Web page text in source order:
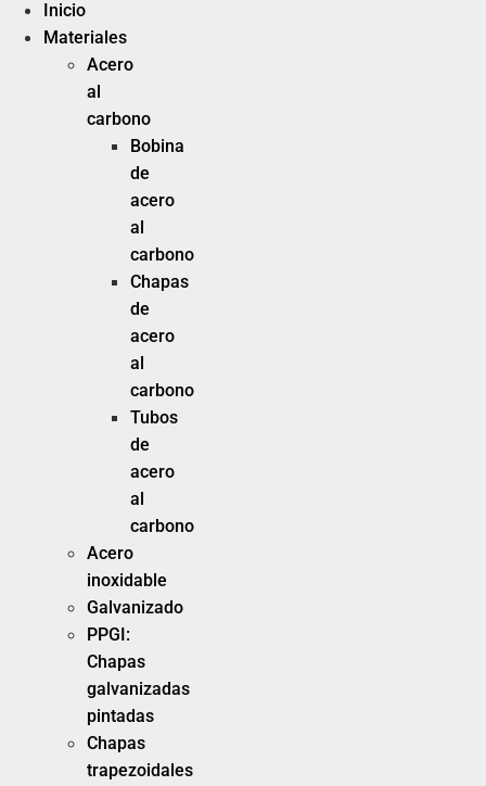
Inicio
Materiales
Acero
al
carbono
Bobina
de
acero
al
carbono
Chapas
de
acero
al
carbono
Tubos
de
acero
al
carbono
Acero
inoxidable
Galvanizado
PPGI:
Chapas
galvanizadas
pintadas
Chapas
trapezoidales